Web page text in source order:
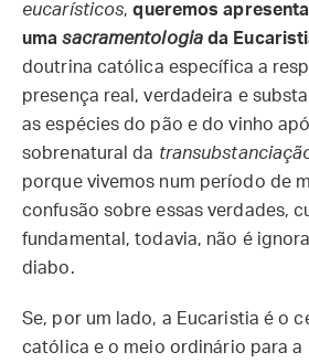
eucarísticos,queremos
umasacramentologiada
doutrina católica específica a
presença real, verdadeira e
as espécies do pão e do vinho
sobrenatural da
porque vivemos num período de
confusão sobre essas verdades,
fundamental, todavia, não é
diabo.
Se, por um lado, a Eucaristia é o
católica e o meio ordinário para a